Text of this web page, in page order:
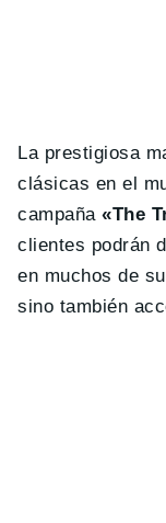
La prestigiosa
clásicas en el
campaña«The
clientes podrán
en muchos de
sino también